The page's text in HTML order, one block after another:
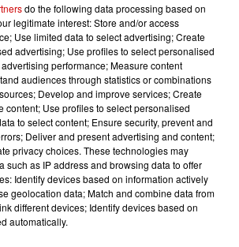
Duel - Gagnez vos entrées
l'un des zoos de nos
!
Vacances - Gagnez
séjour en famille au cœur
la...
do the following data processing based on
legitimate interest: Store and/or access
Use limited data to select advertising; Create
advertising; Use profiles to select personalised
performance; Measure content
audiences through statistics or combinations
Develop and improve services; Create
content; Use profiles to select personalised
to select content; Ensure security, prevent and
Deliver and present advertising and content;
privacy choices. These technologies may
such as IP address and browsing data to offer
Identify devices based on information actively
geolocation data; Match and combine data from
different devices; Identify devices based on
automatically.